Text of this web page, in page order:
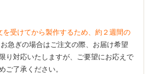
を受けてから製作するため、約２週間の
お急ぎの場合はご注文の際、お届け希望
り対応いたしますが、ご要望にお応えで
ご了承ください。